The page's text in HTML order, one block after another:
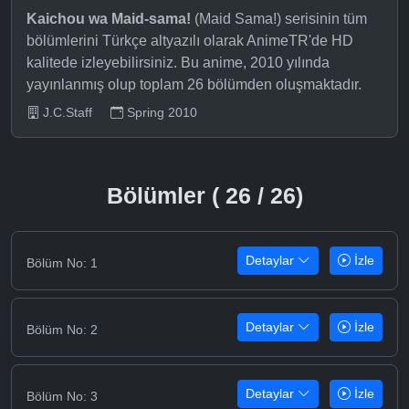
Kaichou wa Maid-sama! (Maid Sama!) serisinin tüm
bölümlerini Türkçe altyazılı olarak AnimeTR'de HD
kalitede izleyebilirsiniz. Bu anime, 2010 yılında
yayınlanmış olup toplam 26 bölümden oluşmaktadır.
J.C.Staff Spring 2010
Bölümler ( 26 / 26)
Bölüm No: 1 Detaylar İzle
Bölüm No: 2 Detaylar İzle
Bölüm No: 3 Detaylar İzle